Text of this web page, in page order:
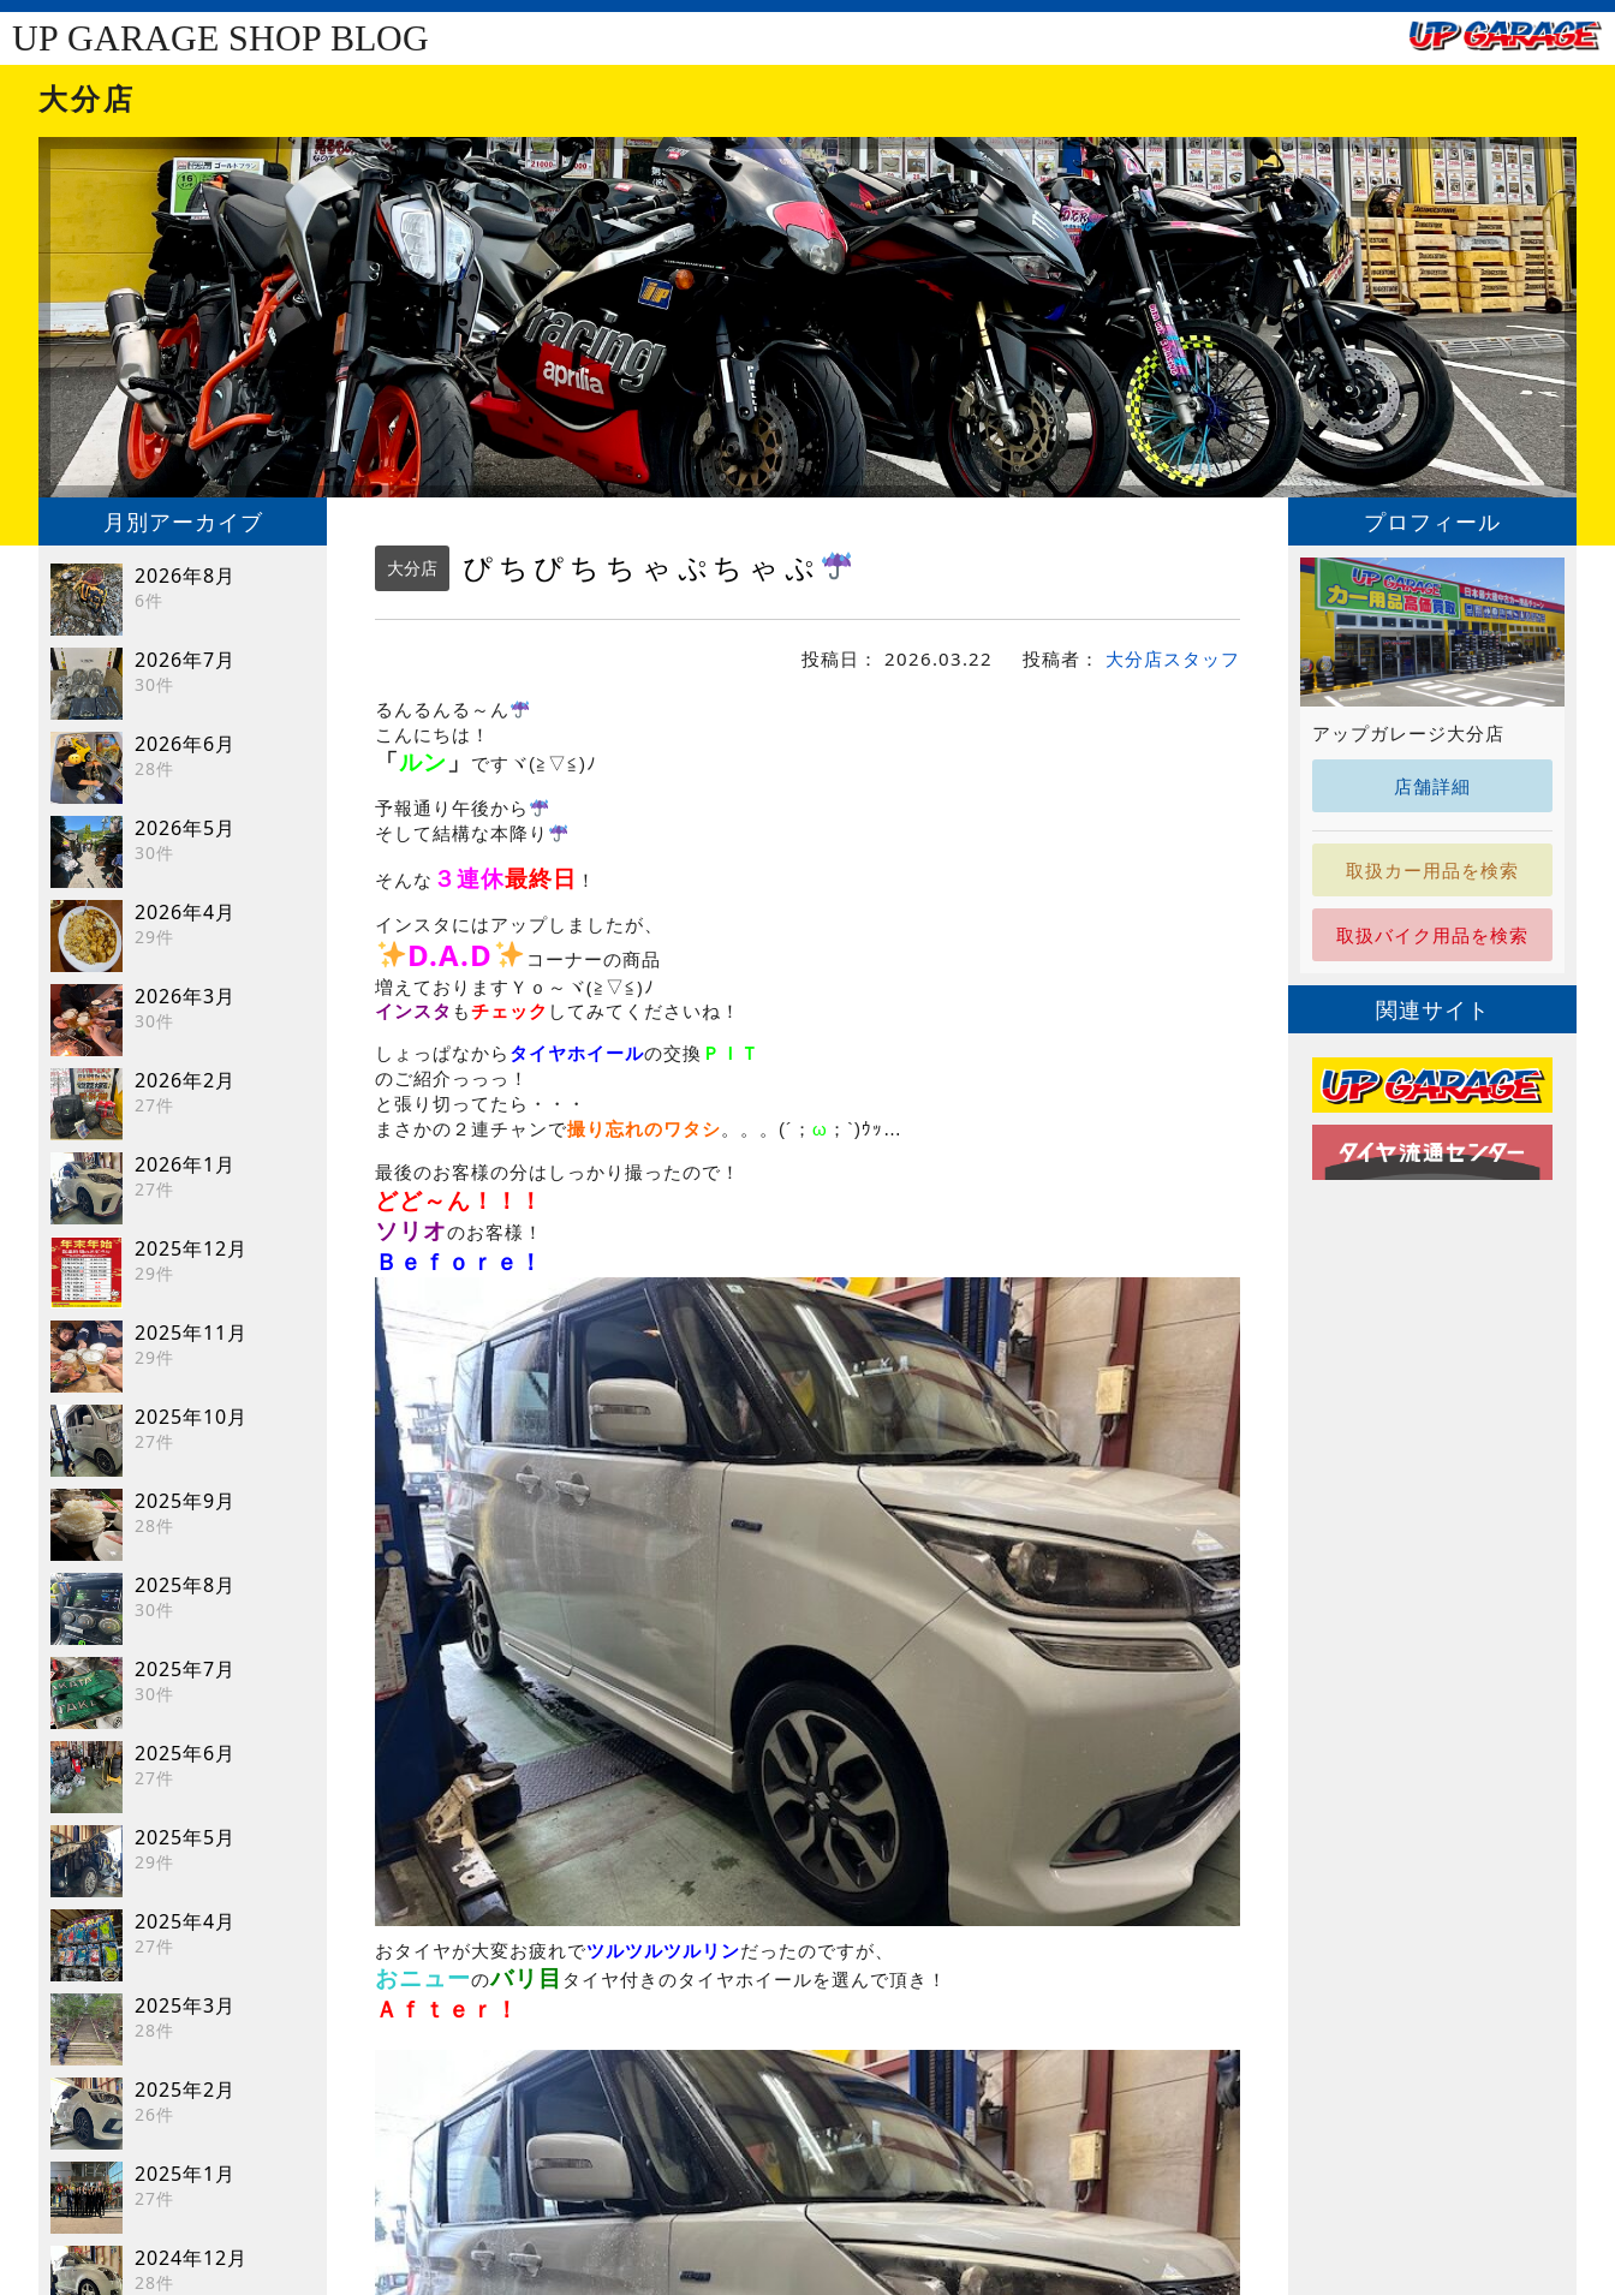
UP GARAGE SHOP BLOG
大分店
月別アーカイブ
2026年8月
6件
2026年7月
30件
2026年6月
28件
2026年5月
30件
2026年4月
29件
2026年3月
30件
2026年2月
27件
2026年1月
27件
2025年12月
29件
2025年11月
29件
2025年10月
27件
2025年9月
28件
2025年8月
30件
2025年7月
30件
2025年6月
27件
2025年5月
29件
2025年4月
27件
2025年3月
28件
2025年2月
26件
2025年1月
27件
2024年12月
28件
大分店 ぴちぴちちゃぷちゃぷ
投稿日： 2026.03.22 投稿者： 大分店スタッフ
るんるんる～ん
こんにちは！
「 ルン 」 ですヾ(≧▽≦)ﾉ
予報通り午後から
そして結構な本降り
そんな ３連休最終日 ！
インスタにはアップしましたが、
D.A.D
コーナーの商品
増えておりますＹｏ～ヾ(≧▽≦)ﾉ
インスタ もチェック してみてくださいね！
しょっぱなから タイヤホイールの交換 ＰＩＴ
のご紹介っっっ！
と張り切ってたら・・・
まさかの２連チャンで撮り忘れのワタシ。。。(´； ω ；`)ｳｯ…
最後のお客様の分はしっかり撮ったので！
どど～ん！！！
ソリオのお客様！
Ｂｅｆｏｒｅ！
おタイヤが大変お疲れでツルツルツルリンだったのですが、
おニューのバリ目 タイヤ付きのタイヤホイールを選んで頂き！
Ａｆｔｅｒ！
プロフィール
アップガレージ大分店
店舗詳細
取扱カー用品を検索
取扱バイク用品を検索
関連サイト